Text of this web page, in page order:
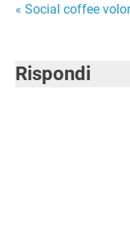
« Social coffee
Rispondi